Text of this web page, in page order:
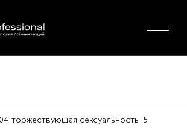
торжествующая сексуальность 15